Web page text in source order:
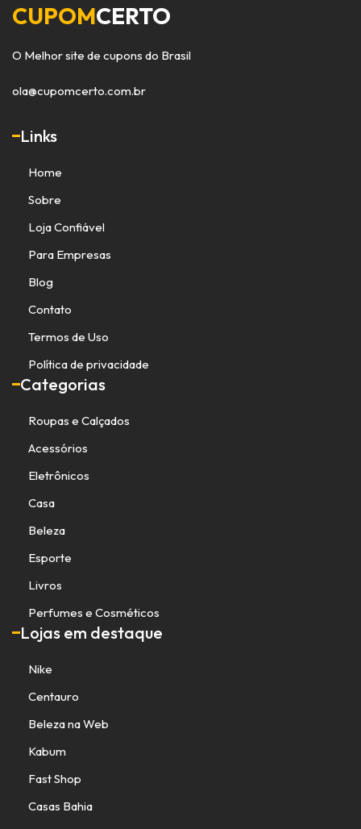
CUPOMCERTO
O Melhor site de cupons do Brasil
ola@cupomcerto.com.br
Links
Home
Sobre
Loja Confiável
Para Empresas
Blog
Contato
Termos de Uso
Política de privacidade
Categorias
Roupas e Calçados
Acessórios
Eletrônicos
Casa
Beleza
Esporte
Livros
Perfumes e Cosméticos
Lojas em destaque
Nike
Centauro
Beleza na Web
Kabum
Fast Shop
Casas Bahia